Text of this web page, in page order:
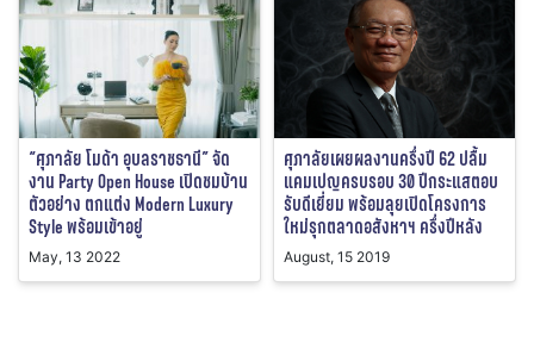
“ศุภาลัย โมด้า อุบลราชธานี” จัด
งาน Party Open House เปิดชมบ้าน
ตัวอย่าง ตกแต่ง Modern Luxury
Style พร้อมเข้าอยู่
May, 13 2022
ศุภาลัยเผยผลงานครึ่งปี 62 ปลื้ม
แคมเปญครบรอบ 30 ปีกระแสตอบ
รับดีเยี่ยม พร้อมลุยเปิดโครงการ
ใหม่รุกตลาดอสังหาฯ ครึ่งปีหลัง
August, 15 2019